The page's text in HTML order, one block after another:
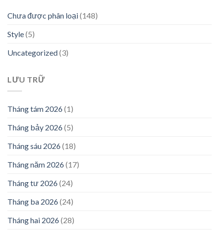
Chưa được phân loại(148)
Style(5)
Uncategorized(3)
LƯU TRỮ
Tháng tám 2026(1)
Tháng bảy 2026(5)
Tháng sáu 2026(18)
Tháng năm 2026(17)
Tháng tư 2026(24)
Tháng ba 2026(24)
Tháng hai 2026(28)